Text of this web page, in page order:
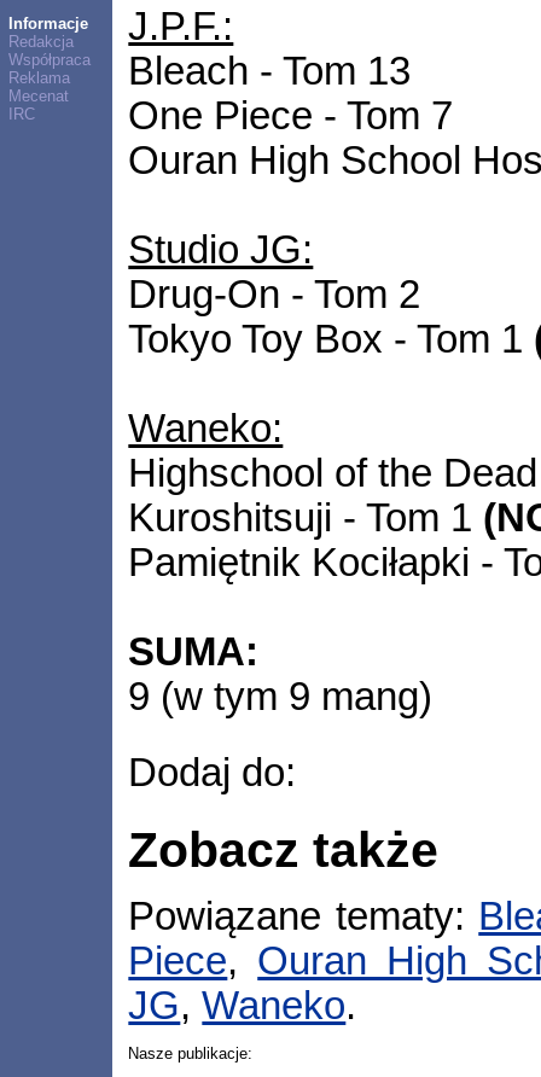
Informacje
Redakcja
Współpraca
Reklama
Mecenat
IRC
J.P.F.:
Bleach - Tom 13
One Piece - Tom 7
Ouran High School
Studio JG:
Drug-On - Tom 2
Tokyo Toy Box - Tom 1
Waneko:
Highschool of the
Kuroshitsuji - Tom 1
Pamiętnik Kociłapki -
SUMA:
9 (w tym 9 mang)
Dodaj do:
Zobacz także
Powiązane tematy:
Piece, Ouran High
JG,Waneko.
Nasze publikacje: